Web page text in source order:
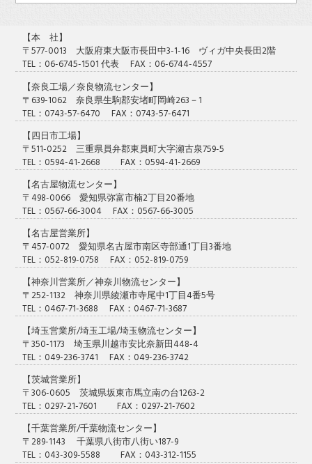
【本 社】
〒577-0013 大阪府東大阪市長田中3-1-16 ヴィガ中央長田2階
TEL：06-6745-1501 代表 FAX：06-6744-4557
【奈良工場／奈良物流センター】
〒639-1062 奈良県生駒郡安堵町岡崎263－1
TEL：0743-57-6470 FAX：0743-57-6471
【四日市工場】
〒511-0252 三重県員弁郡東員町大字瀬古泉759-5
TEL：0594-41-2668 FAX：0594-41-2669
【名古屋物流センター】
〒498-0066 愛知県弥富市楠2丁目20番地
TEL：0567-66-3004 FAX：0567-66-3005
【名古屋営業所】
〒457-0072 愛知県名古屋市南区寺部通1丁目3番地
TEL：052-819-0758 FAX：052-819-0759
【神奈川営業所／神奈川物流センター】
〒252-1132 神奈川県綾瀬市寺尾中1丁目4番5号
TEL：0467-71-3688 FAX：0467-71-3687
【埼玉営業所/埼玉工場/埼玉物流センター】
〒350-1173 埼玉県川越市安比奈新田448-4
TEL：049-236-3741 FAX：049-236-3742
【茨城営業所】
〒306-0605 茨城県坂東市馬立南の台1263-2
TEL：0297-21-7601 FAX：0297-21-7602
【千葉営業所/千葉物流センター】
〒289-1143 千葉県八街市八街い187-9
TEL：043-309-5588 FAX：043-312-1155